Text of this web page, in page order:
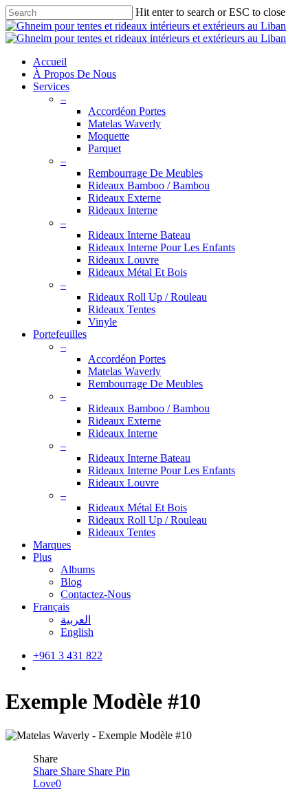
Skip
to
main
Hit enter to search or ESC to close
Close
Search
search
Menu
Accueil
À Propos De Nous
Services
–
Accordéon Portes
Matelas Waverly
Moquette
Parquet
–
Rembourrage De Meubles
Rideaux Bamboo / Bambou
Rideaux Externe
Rideaux Interne
–
Rideaux Interne Bateau
Rideaux Interne Pour Les Enfants
Rideaux Louvre
Rideaux Métal Et Bois
–
Rideaux Roll Up / Rouleau
Rideaux Tentes
Vinyle
Portefeuilles
–
Accordéon Portes
Matelas Waverly
Rembourrage De Meubles
–
Rideaux Bamboo / Bambou
Rideaux Externe
Rideaux Interne
–
Rideaux Interne Bateau
Rideaux Interne Pour Les Enfants
Rideaux Louvre
–
Rideaux Métal Et Bois
Rideaux Roll Up / Rouleau
Rideaux Tentes
Marques
Plus
Albums
Blog
Contactez-Nous
Français
العربية
English
+961 3 431 822
Exemple Modèle #10
Share
Share Share Share Pin
Love0